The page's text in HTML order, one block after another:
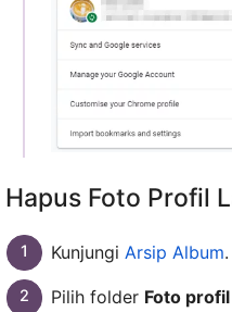
Hapus Foto Profil
Kunjungi Arsip Album.
Pilih folder Foto